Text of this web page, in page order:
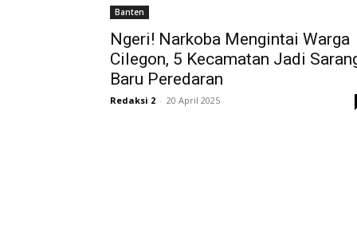
Banten
Ngeri! Narkoba Mengintai Warga
Cilegon, 5 Kecamatan Jadi
Baru Peredaran
Redaksi 2 - 20 April 2025